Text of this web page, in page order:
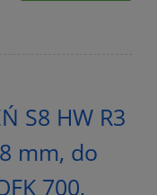
S8 HW R3
mm, do
700,